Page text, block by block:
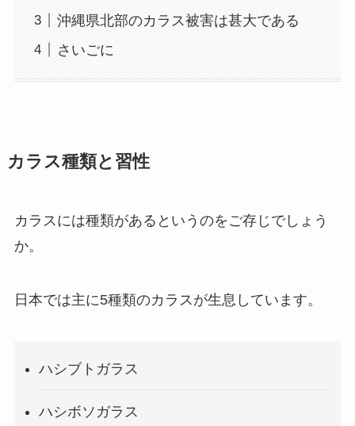
沖縄県北部のカラス被害は甚大である
さいごに
カラス種類と習性
カラスには種類があるというのをご存じでしょう
か。
日本では主に5種類のカラスが生息しています。
ハシブトガラス
ハシボソガラス